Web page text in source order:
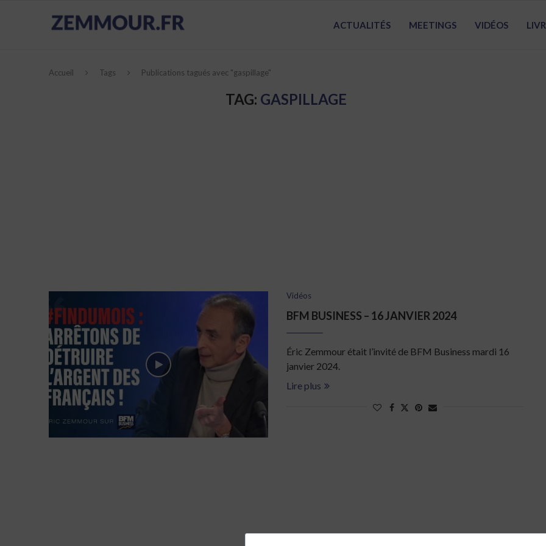
ACTUALITÉS MEETINGS VIDÉOS
Accueil Tags Publications tagués avec "gaspillage"
TAG: GASPILLAGE
Vidéos
BFM BUSINESS – 16 JANVIER 2024
Éric Zemmour était l’invité de BFM Business mardi 16
janvier 2024.
Lire plus